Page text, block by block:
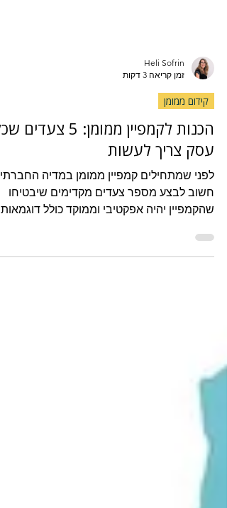
זמן קריאה 3 דקות
קידום ממומן
עסק צריך לעשות
לפני שמתחילים קמפיין ממומן במדיה
חשוב לבצע מספר צעדים מקדימים שיבטיחו
שהקמפיין יהיה אפקטיבי וממוקד כולל דוגמאות